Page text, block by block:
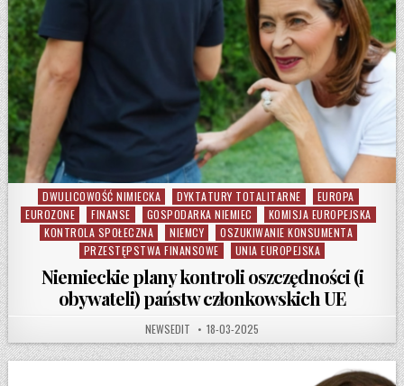
Posted in
DWULICOWOŚĆ NIMIECKA DYKTATURY TOTALITARNE
EUROPA
EUROZONE
FINANSE GOSPODARKA NIEMIEC
KOMISJA EUROPEJSKA
KONTROLA SPOŁECZNA
NIEMCY
OSZUKIWANIE KONSUMENTA
PRZESTĘPSTWA FINANSOWE
UNIA EUROPEJSKA
Niemieckie plany kontroli oszczędności (i
obywateli) państw członkowskich UE
AUTHOR:
NEWSEDIT PUBLISHED DATE:
18-03-2025